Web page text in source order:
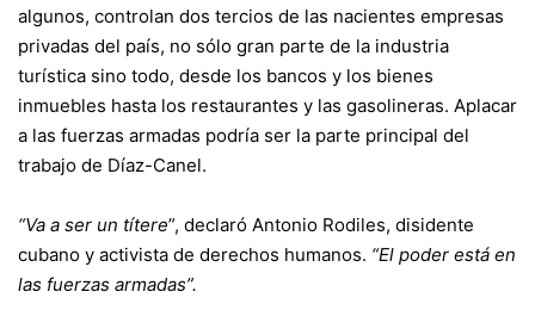
algunos, controlan dos tercios de las nacientes empresas
privadas del país, no sólo gran parte de la industria
turística sino todo, desde los bancos y los bienes
inmuebles hasta los restaurantes y las gasolineras. Aplacar
a las fuerzas armadas podría ser la parte principal del
trabajo de Díaz-Canel.
“Va a ser un títere”, declaró Antonio Rodiles, disidente
cubano y activista de derechos humanos. “El poder está en
las fuerzas armadas”.